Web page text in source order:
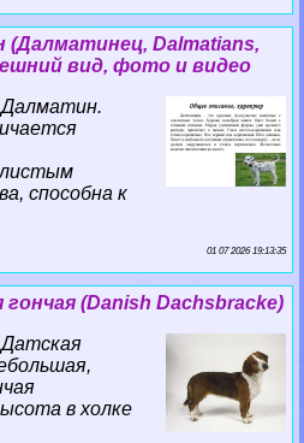
Dalmatians,
вид, фото и видео
способна к
01 07 2026 19:13:35
(Danish Dachsbracke)
в холке